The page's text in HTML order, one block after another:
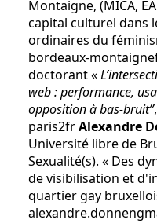
Montaigne, (MICA,
capital culturel dans
ordinaires du
bordeaux-montaigne
doctorant «
web : performance,
opposition à bas-bruit”
paris2frAlexandre
Université libre de
Sexualité(s). « Des
de visibilisation et
quartier gay
alexandre.donnen